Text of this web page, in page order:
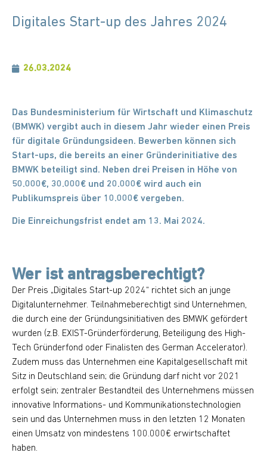
Digitales Start-up des Jahres 2024
26.03.2024
Das Bundesministerium für Wirtschaft und Klimaschutz
(BMWK) vergibt auch in diesem Jahr wieder einen Preis
für digitale Gründungsideen. Bewerben können sich
Start-ups, die bereits an einer Gründerinitiative des
BMWK beteiligt sind. Neben drei Preisen in Höhe von
50.000€, 30.000€ und 20.000€ wird auch ein
Publikumspreis über 10.000€ vergeben.
Die Einreichungsfrist endet am 13. Mai 2024.
Wer ist antragsberechtigt?
Der Preis „Digitales Start-up 2024“ richtet sich an junge
Digitalunternehmer. Teilnahmeberechtigt sind Unternehmen,
die durch eine der Gründungsinitiativen des BMWK gefördert
wurden (z.B. EXIST-Gründerförderung, Beteiligung des High-
Tech Gründerfond oder Finalisten des German Accelerator).
Zudem muss das Unternehmen eine Kapitalgesellschaft mit
Sitz in Deutschland sein; die Gründung darf nicht vor 2021
erfolgt sein; zentraler Bestandteil des Unternehmens müssen
innovative Informations- und Kommunikationstechnologien
sein und das Unternehmen muss in den letzten 12 Monaten
einen Umsatz von mindestens 100.000€ erwirtschaftet
haben.